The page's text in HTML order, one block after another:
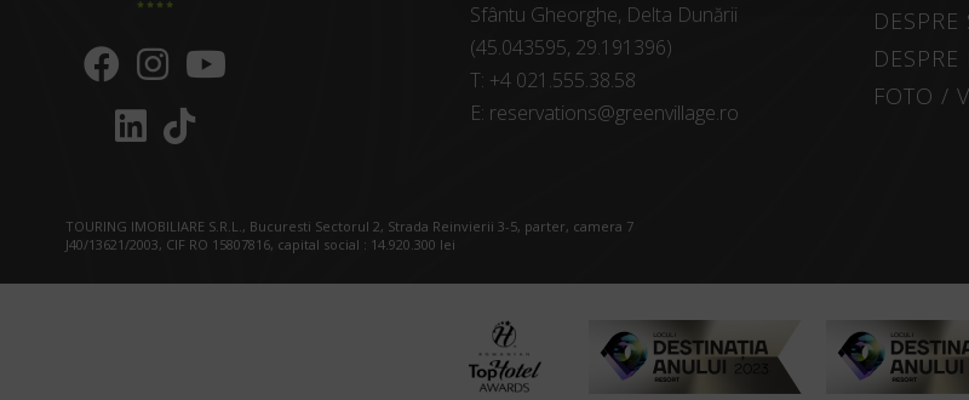
Sfântu Gheorghe, Delta Dunării
(45.043595, 29.191396)
T: +4 021.555.38.58
E: reservations@greenvillage.ro
DESPRE
FOTO /
TOURING IMOBILIARE S.R.L., Bucuresti Sectorul 2, Strada Reinvierii 3-5, parter, camera 7
J40/13621/2003, CIF RO 15807816, capital social : 14.920.300 lei